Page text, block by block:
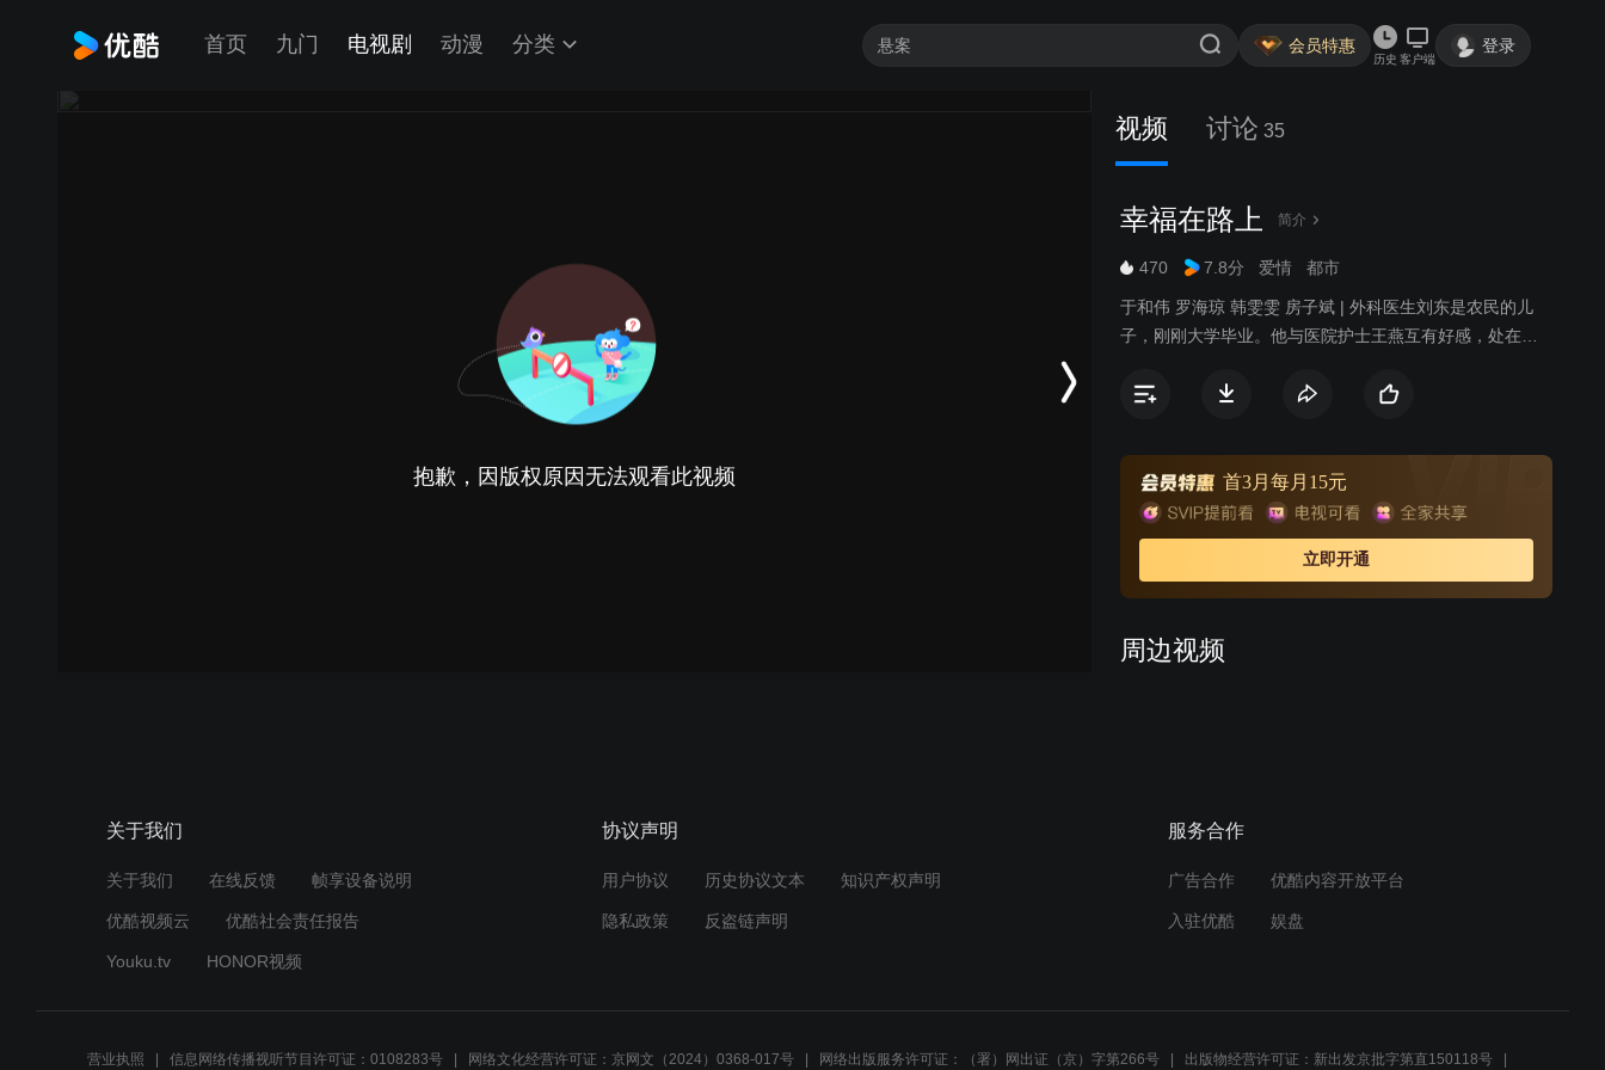
首页 九门 电视剧 动漫 分类 会员特惠
历史 客户端
登录
抱歉，因版权原因无法观看此视频
视频 讨论 35
幸福在路上 简介
470 7.8分 爱情 都市
于和伟 罗海琼 韩雯雯 房子斌 | 外科医生刘东是农民的儿
子，刚刚大学毕业。他与医院护士王燕互有好感，处在对
到新分配的护士李莉突然出现在刘东的面前。出身于高干
暗暗地爱上了她。首3月每月15元
立即开通
周边视频
了
02:42
关于我们
关于我们 在线反馈 帧享设备说明
优酷视频云 优酷社会责任报告
Youku.tv HONOR视频
协议声明
用户协议 历史协议文本 知识产权声明
隐私政策 反盗链声明
服务合作
广告合作 优酷内容开放平台
入驻优酷 娱盘
营业执照 信息网络传播视听节目许可证：0108283号 网络文化经营许可证：京网文（2024）0368-017号 网络出版服务许可证：（署）网出证（京）字第266号 出版物经营许可证：新出发京批字第直150118号